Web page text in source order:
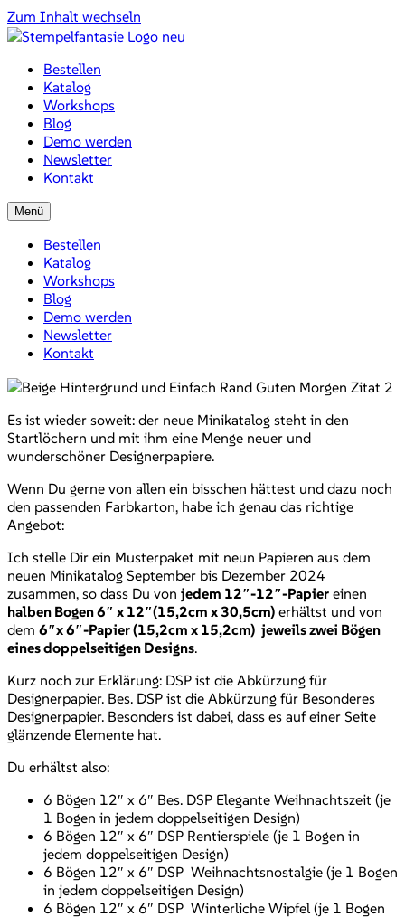
Zum Inhalt wechseln
Bestellen
Katalog
Workshops
Blog
Demo werden
Newsletter
Kontakt
Menü
Bestellen
Katalog
Workshops
Blog
Demo werden
Newsletter
Kontakt
Es ist wieder soweit: der neue Minikatalog steht in den
Startlöchern und mit ihm eine Menge neuer und
wunderschöner Designerpapiere.
Wenn Du gerne von allen ein bisschen hättest und dazu noch
den passenden Farbkarton, habe ich genau das richtige
Angebot:
Ich stelle Dir ein Musterpaket mit neun Papieren aus dem
neuen Minikatalog September bis Dezember 2024
zusammen, so dass Du von jedem 12″-12″-Papier einen
halben Bogen 6″ x 12″(15,2cm x 30,5cm) erhältst und von
dem 6″x 6″-Papier (15,2cm x 15,2cm) jeweils zwei Bögen
eines doppelseitigen Designs.
Kurz noch zur Erklärung: DSP ist die Abkürzung für
Designerpapier. Bes. DSP ist die Abkürzung für Besonderes
Designerpapier. Besonders ist dabei, dass es auf einer Seite
glänzende Elemente hat.
Du erhältst also:
6 Bögen 12″ x 6″ Bes. DSP Elegante Weihnachtszeit (je
1 Bogen in jedem doppelseitigen Design)
6 Bögen 12″ x 6″ DSP Rentierspiele (je 1 Bogen in
jedem doppelseitigen Design)
6 Bögen 12″ x 6″ DSP Weihnachtsnostalgie (je 1 Bogen
in jedem doppelseitigen Design)
6 Bögen 12″ x 6″ DSP Winterliche Wipfel (je 1 Bogen